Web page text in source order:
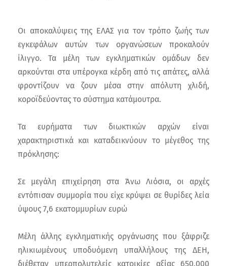
Οι αποκαλύψεις της ΕΛΑΣ για τον τρόπο ζωής των
εγκεφάλων αυτών των οργανώσεων προκαλούν
ίλιγγο. Τα μέλη των εγκληματικών ομάδων δεν
αρκούνται στα υπέρογκα κέρδη από τις απάτες, αλλά
φροντίζουν να ζουν μέσα στην απόλυτη χλιδή,
κοροϊδεύοντας το σύστημα κατάμουτρα.
Τα ευρήματα των διωκτικών αρχών είναι
χαρακτηριστικά και καταδεικνύουν το μέγεθος της
πρόκλησης:
Σε μεγάλη επιχείρηση στα Άνω Λιόσια, οι αρχές
εντόπισαν συμμορία που είχε κρύψει σε θυρίδες λεία
ύψους 7,6 εκατομμυρίων ευρώ
Μέλη άλλης εγκληματικής οργάνωσης που ξάφριζε
ηλικιωμένους υποδυόμενη υπαλλήλους της ΔΕΗ,
διέθεταν υπερπολυτελείς κατοικίες αξίας 650.000